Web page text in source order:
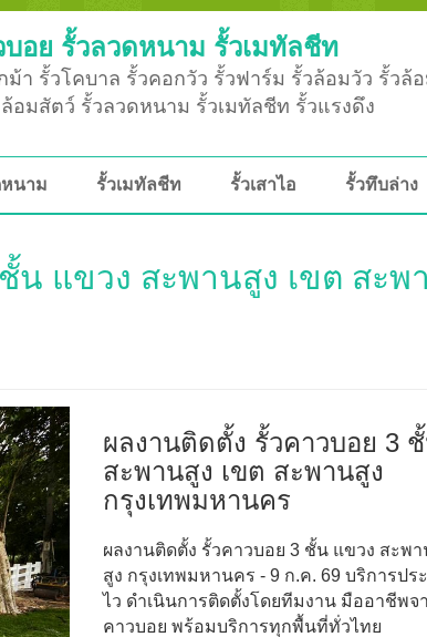
อย รั้วลวดหนาม รั้วเมทัลชีท
ม้า รั้วโคบาล รั้วคอกวัว รั้วฟาร์ม รั้วล้อมวัว รั้วล้
อมสัตว์ รั้วลวดหนาม รั้วเมทัลชีท รั้วแรงดึง
นาม รั้วเมทัลชีท รั้วเสาไอ รั้วทึบล่าง
น แขวง สะพานสูง เขต สะพ
ผลงานติดตั้ง รั้วคาวบอย 3
สะพานสูง เขต สะพานสูง
กรุงเทพมหานคร
ผลงานติดตั้ง รั้วคาวบอย 3 ชั้น แขวง สะพ
สูง กรุงเทพมหานคร - 9 ก.ค. 69 บริการปร
ไว ดำเนินการติดตั้งโดยทีมงาน มืออาชีพจ
คาวบอย พร้อมบริการทุกพื้นที่ทั่วไทย